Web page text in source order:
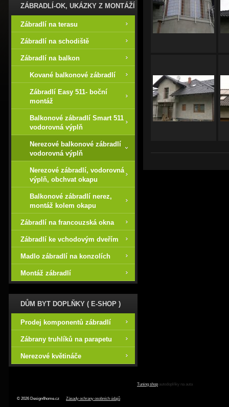
ZÁBRADLÍ-OK, UKÁZKY Z MONTÁŽÍ
Zábradlí na terasu
Zábradlí na schodiště
Zábradlí na balkon
Kované balkonové zábradlí
Zábradlí Easy 511- boční
montáž
Balkonové zábradlí Smart 511
vodorovná výplň
Nerezové balkonové zábradlí
vodorovná výplň
Nerezové zábradlí, vodorovná
výplň, obchvat okapu
Balkonové zábradlí nerez,
montáž kolem okapu
Zábradlí na francouzská okna
Zábradlí ke vchodovým dveřím
Madlo zábradlí na konzolích
Montáž zábradlí
DŮM BYT DOPLŇKY ( E-SHOP )
Prodej komponentů zábradlí
Zábrany truhlíků na parapetu
Nerezové květináče
Tuning shop autodoplňky na auta
© 2026 Design4home.cz Zásady ochrany osobních údajů